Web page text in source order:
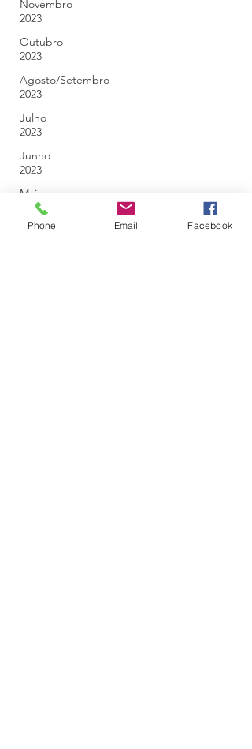
Novembro
2023
Outubro
2023
Agosto/Setembro
2023
Julho
2023
Junho
2023
Maio
2023
Abril
Phone Email Facebook